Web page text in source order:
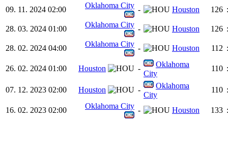
09. 11. 2024 02:00 Oklahoma City - Houston 126 :
28. 03. 2024 01:00 Oklahoma City - Houston 126 :
28. 02. 2024 04:00 Oklahoma City - Houston 112 :
26. 02. 2024 01:00 Houston -
Oklahoma
City
110 :
07. 12. 2023 02:00 Houston -
Oklahoma
City
110 :
16. 02. 2023 02:00 Oklahoma City - Houston 133 :